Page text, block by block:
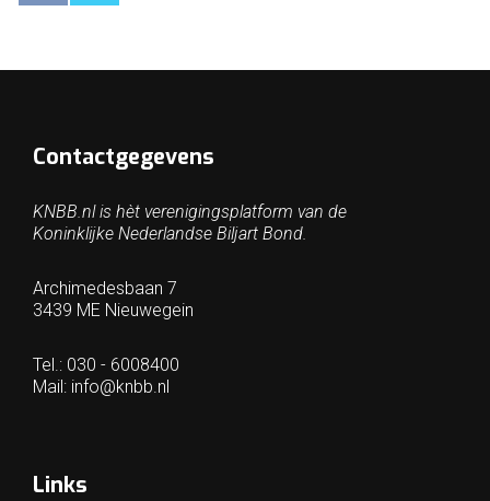
Contactgegevens
KNBB.nl is hèt verenigingsplatform van de
Koninklijke Nederlandse Biljart Bond.
Archimedesbaan 7
3439 ME Nieuwegein
Tel.: 030 - 6008400
Mail: info@knbb.nl
Links